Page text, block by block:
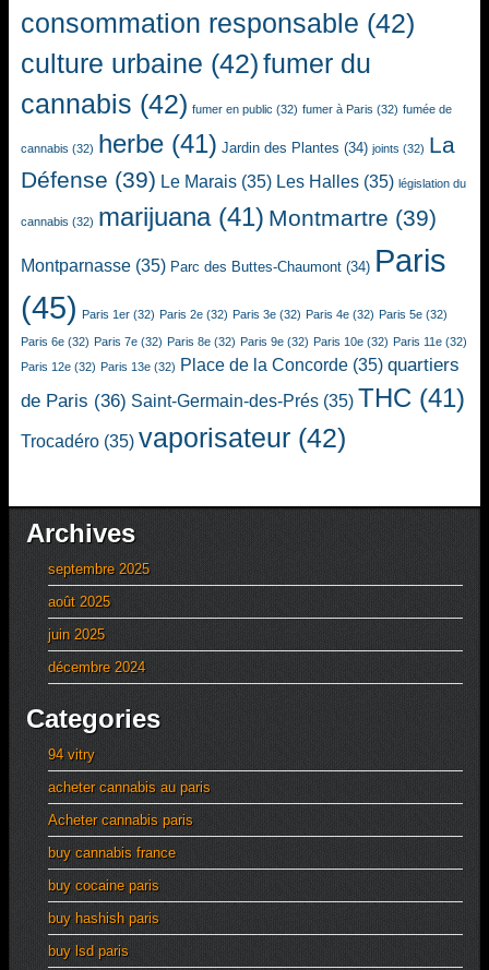
consommation responsable (42)
culture urbaine (42)fumer du
cannabis (42) fumer en public (32) fumer à Paris (32) fumée de
cannabis (32) herbe (41) Jardin des Plantes (34) joints (32) La
Défense (39) Le Marais (35) Les Halles (35) législation du
cannabis (32) marijuana(41) Montmartre (39)
Montparnasse (35) Parc des Buttes-Chaumont (34) Paris
(45) Paris 1er (32) Paris 2e (32) Paris 3e (32) Paris 4e (32) Paris 5e (32)
Paris 6e (32) Paris 7e (32) Paris 8e (32) Paris 9e (32) Paris 10e (32) Paris 11e (32)
Paris 12e (32) Paris 13e (32) Place de la Concorde (35) quartiers
de Paris (36) Saint-Germain-des-Prés (35) THC (41)
Trocadéro (35) vaporisateur (42)
Archives
septembre 2025
août 2025
juin 2025
décembre 2024
Categories
94 vitry
acheter cannabis au paris
Acheter cannabis paris
buy cannabis france
buy cocaine paris
buy hashish paris
buy lsd paris